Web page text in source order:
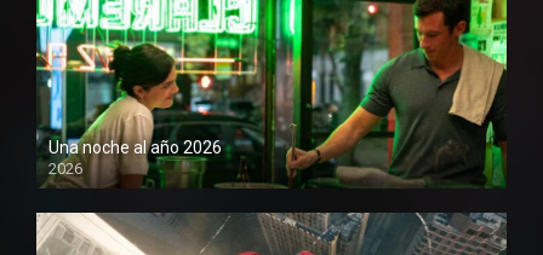
Una noche al año 2026
2026
1080P